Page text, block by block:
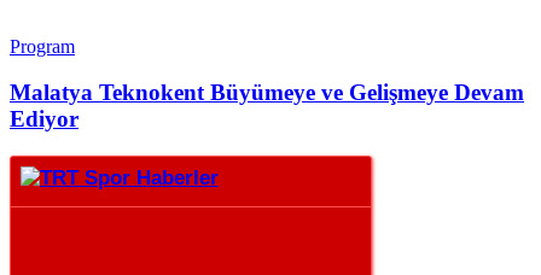
Program
Malatya Teknokent Büyümeye ve Gelişmeye Devam
Ediyor